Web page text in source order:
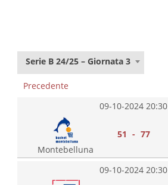
Serie B 24/25 – Giornata 3
Precedente
09-10-2024 20:30
Montebelluna
51 - 77
09-10-2024 20:30